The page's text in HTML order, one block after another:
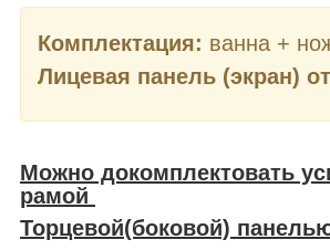
Комплектация: ванна +
Лицевая панель (экран)
Можно докомплектовать
рамой
Торцевой(боковой)